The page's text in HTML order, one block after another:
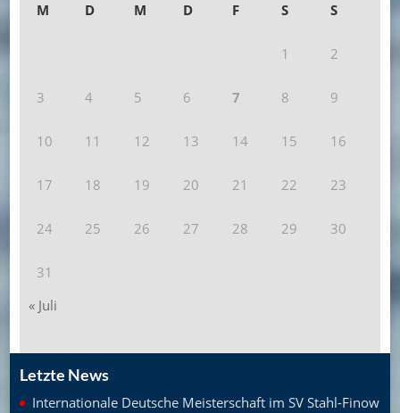
M D M D F S S
1 2
3 4 5 6 7 8 9
10 11 12 13 14 15 16
17 18 19 20 21 22 23
24 25 26 27 28 29 30
31
« Juli
Letzte News
Internationale Deutsche Meisterschaft im SV Stahl-Finow